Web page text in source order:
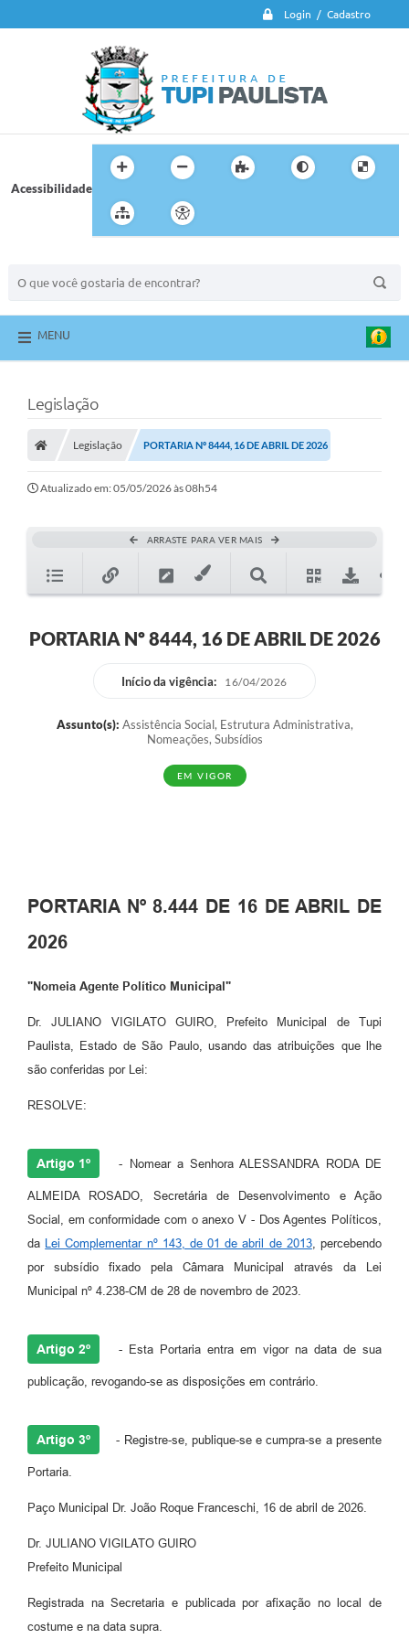
Login / Cadastro
Acessibilidade
MENU
Legislação
Legislação PORTARIA Nº 8444, 16 DE ABRIL DE 2026
Atualizado em: 05/05/2026 às 08h54
ARRASTE PARA VER MAIS
PORTARIA Nº 8444, 16 DE ABRIL DE 2026
Início da vigência: 16/04/2026
Assunto(s): Assistência Social, Estrutura Administrativa,
Nomeações, Subsídios
EM VIGOR
PORTARIA Nº 8.444 DE 16 DE ABRIL DE
2026
"Nomeia Agente Político Municipal"
Dr. JULIANO VIGILATO GUIRO, Prefeito Municipal de Tupi
Paulista, Estado de São Paulo, usando das atribuições que lhe
são conferidas por Lei:
RESOLVE:
Artigo 1º - Nomear a Senhora ALESSANDRA RODA DE
ALMEIDA ROSADO, Secretária de Desenvolvimento e Ação
Social, em conformidade com o anexo V - Dos Agentes Políticos,
da Lei Complementar nº 143, de 01 de abril de 2013, percebendo
por subsídio fixado pela Câmara Municipal através da Lei
Municipal nº 4.238-CM de 28 de novembro de 2023.
Artigo 2º - Esta Portaria entra em vigor na data de sua
publicação, revogando-se as disposições em contrário.
Artigo 3º - Registre-se, publique-se e cumpra-se a presente
Portaria.
Paço Municipal Dr. João Roque Franceschi, 16 de abril de 2026.
Dr. JULIANO VIGILATO GUIRO
Prefeito Municipal
Registrada na Secretaria e publicada por afixação no local de
costume e na data supra.